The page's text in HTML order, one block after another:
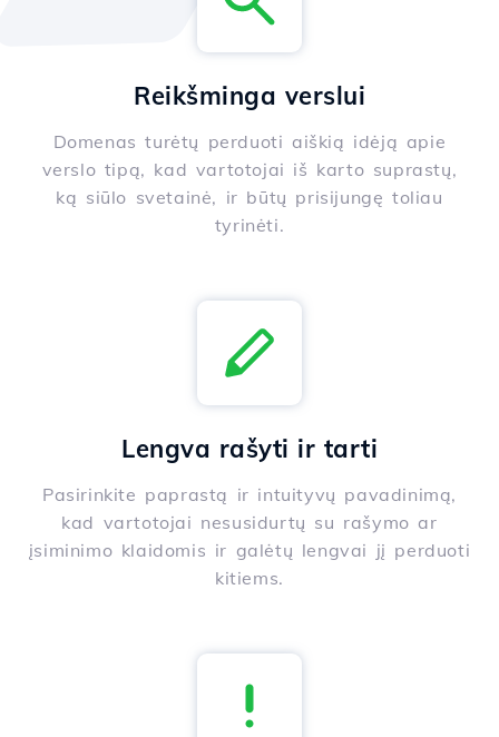
Reikšminga verslui
Domenas turėtų perduoti aiškią idėją apie
verslo tipą, kad vartotojai iš karto suprastų,
ką siūlo svetainė, ir būtų prisijungę toliau
tyrinėti.
Lengva rašyti ir tarti
Pasirinkite paprastą ir intuityvų pavadinimą,
kad vartotojai nesusidurtų su rašymo ar
įsiminimo klaidomis ir galėtų lengvai jį perduoti
kitiems.